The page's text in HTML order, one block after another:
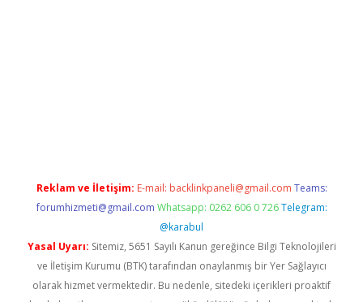
Reklam ve İletişim: E-mail: backlinkpaneli@gmail.com Teams:
forumhizmeti@gmail.com Whatsapp: 0262 606 0 726 Telegram:
@karabul
Yasal Uyarı: Sitemiz, 5651 Sayılı Kanun gereğince Bilgi Teknolojileri
ve İletişim Kurumu (BTK) tarafından onaylanmış bir Yer Sağlayıcı
olarak hizmet vermektedir. Bu nedenle, sitedeki içerikleri proaktif